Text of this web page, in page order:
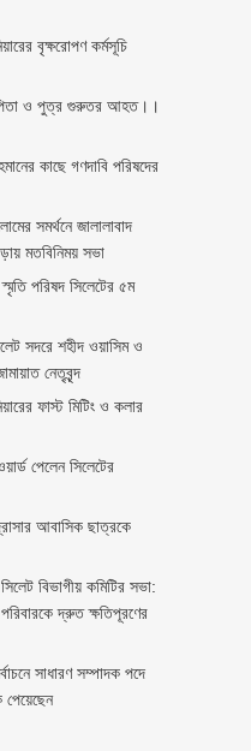
বৃক্ষরোপণ কর্মসূচি
পিতা ও পুত্র গুরুতর আহত।।
কাছে গণদাবি পরিষদের
সমর্থনে জালালাবাদ
মতবিনিময় সভা
পরিষদ সিলেটের ৫ম
সদরে শহীদ ওয়াসিম ও
নেতৃবৃন্দ
ফাস্ট মিটিং ও কলার
পেলেন সিলেটের
আবাসিক ছাত্রকে
বিভাগীয় কমিটির সভা:
দ্রুত ক্ষতিপূরণের
সাধারণ সম্পাদক পদে